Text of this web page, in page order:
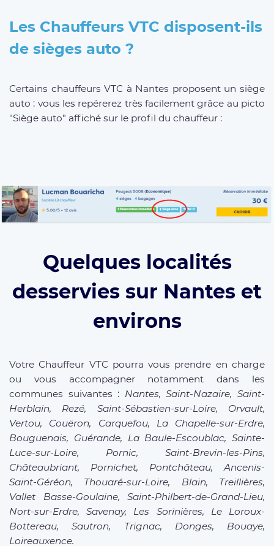
Les Chauffeurs VTC disposent-ils
de sièges auto ?
Certains chauffeurs VTC à Nantes proposent un siège
auto : vous les repérerez très facilement grâce au picto
"Siège auto" affiché sur le profil du chauffeur :
Quelques localités
desservies sur Nantes et
environs
Votre Chauffeur VTC pourra vous prendre en charge
ou vous accompagner notamment dans les
communes suivantes : Nantes, Saint-Nazaire, Saint-
Herblain, Rezé, Saint-Sébastien-sur-Loire, Orvault,
Vertou, Couëron, Carquefou, La Chapelle-sur-Erdre,
Bouguenais, Guérande, La Baule-Escoublac, Sainte-
Luce-sur-Loire, Pornic, Saint-Brevin-les-Pins,
Châteaubriant, Pornichet, Pontchâteau, Ancenis-
Saint-Géréon, Thouaré-sur-Loire, Blain, Treillières,
Vallet Basse-Goulaine, Saint-Philbert-de-Grand-Lieu,
Nort-sur-Erdre, Savenay, Les Sorinières, Le Loroux-
Bottereau, Sautron, Trignac, Donges, Bouaye,
Loireauxence.